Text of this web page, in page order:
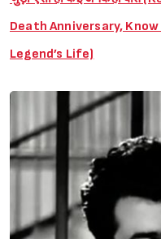
Death Anniversary,
Legend’s Life)